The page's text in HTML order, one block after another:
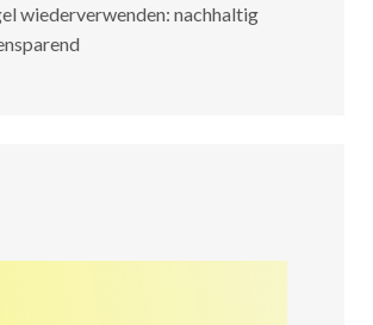
wiederverwenden: nachhaltig